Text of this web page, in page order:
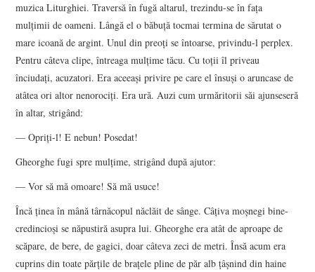
muzica Liturghiei. Traversă în fugă altarul, trezindu-se în fața
mulțimii de oameni. Lângă el o băbuță tocmai termina de sărutat o
mare icoană de argint. Unul din preoți se întoarse, privindu-l perplex.
Pentru câteva clipe, întreaga mulțime tăcu. Cu toții îl priveau
înciudați, acuzatori. Era aceeași privire pe care el însuși o aruncase de
atâtea ori altor nenorociți. Era ură. Auzi cum urmăritorii săi ajunseseră
în altar, strigând:
— Opriți-l! E nebun! Posedat!
Gheorghe fugi spre mulțime, strigând după ajutor:
— Vor să mă omoare! Să mă usuce!
Încă ținea în mână târnăcopul năclăit de sânge. Câțiva moșnegi bine-
credincioși se năpustiră asupra lui. Gheorghe era atât de aproape de
scăpare, de bere, de gagici, doar câteva zeci de metri. Însă acum era
cuprins din toate părțile de brațele pline de păr alb țâșnind din haine